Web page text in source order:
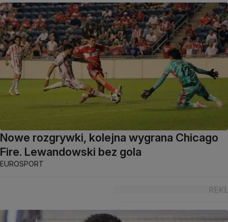
Nowe rozgrywki, kolejna wygrana Chicago
Fire. Lewandowski bez gola
EUROSPORT